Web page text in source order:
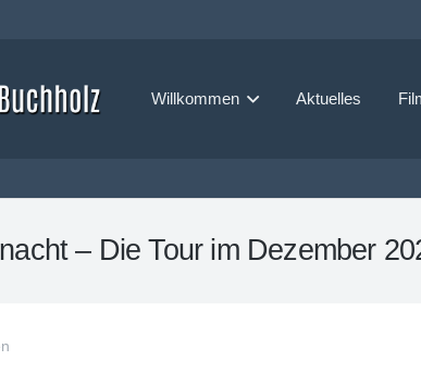
Willkommen Aktuelles
– Die Tour im Dezember